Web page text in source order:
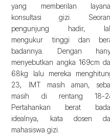
yang memberilan
konsultasi gizi.
pengunjung hadir,
mengukur tinggi dan
badannya. Dengan
menyebutkan angka 169cm
68kg lalu mereka
23, IMT masih aman,
masih di rentang 18-
Pertahankan berat
idealnya, kata dosen
mahasiswa gizi.